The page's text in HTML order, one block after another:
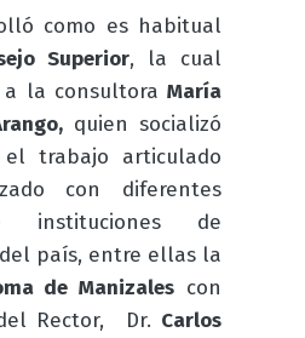
como es habitual
Superior, la cual
a la consultoraMaría
quien socializó
trabajo articulado
con diferentes
instituciones de
país, entre ellas la
de Manizales con
Rector, Dr. Carlos